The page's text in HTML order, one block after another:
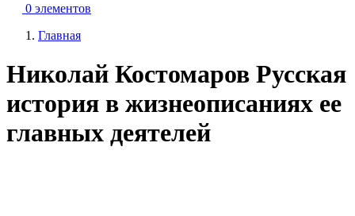
0 элементов
Главная
Николай Костомаров Русская
история в жизнеописаниях ее
главных деятелей